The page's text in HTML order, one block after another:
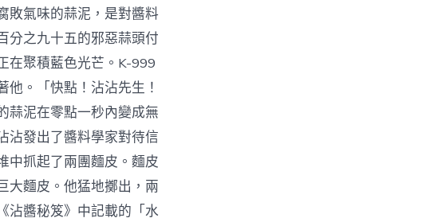
敗氣味的蒜泥，是對醬料
分之九十五的邪惡蒜頭付
在聚積藍色光芒。K-999
。「快點！沾沾先生！
蒜泥在零點一秒內變成無
沾發出了醬料學家對待信
中抓起了兩團麵皮。麵皮
大麵皮。他猛地擲出，兩
沾醬秘笈》中記載的「水